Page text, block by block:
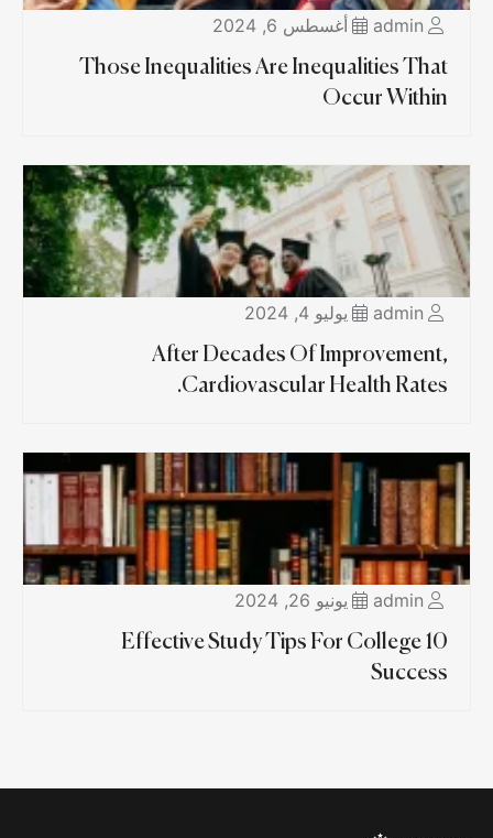
admin
أغسطس 6, 2024
Those Inequalities Are Inequalities That
Occur Within
admin
يوليو 4, 2024
After Decades Of Improvement,
Cardiovascular Health Rates.
admin
يونيو 26, 2024
10 Effective Study Tips For College
Success